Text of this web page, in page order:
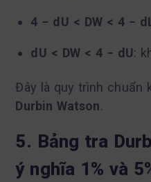
4 − dU < DW < 4 −
dU < DW < 4 − dU:
Đây là quy trình chuẩn
Durbin Watson.
5. Bảng tra
ý nghĩa 1% và